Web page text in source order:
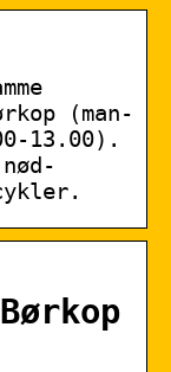
(man-
13.00).